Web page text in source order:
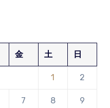
金 土 日
1 2
7 8 9